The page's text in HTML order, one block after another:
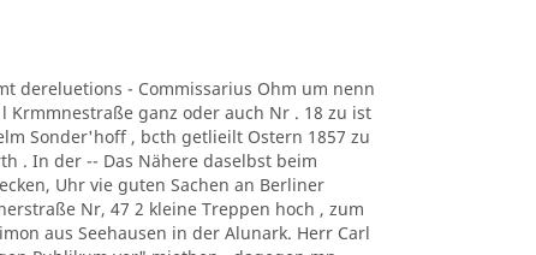
dereluetions - Commissarius Ohm um nenn
ganz oder auch Nr . 18 zu ist
Sonder'hoff , bcth getlieilt Ostern 1857 zu
. In der -- Das Nähere daselbst beim
Uhr vie guten Sachen an Berliner
Nr, 47 2 kleine Treppen hoch , zum
aus Seehausen in der Alunark. Herr Carl